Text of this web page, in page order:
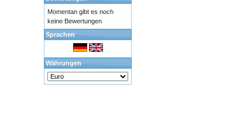
Momentan gibt es noch
keine Bewertungen
Sprachen
Währungen